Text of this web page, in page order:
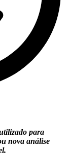
para
nova análise